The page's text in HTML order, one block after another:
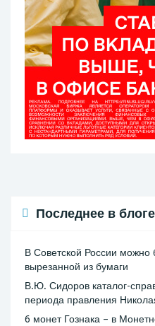
Последнее в блоге
В Советской России можно
вырезанной из бумаги
В.Ю. Сидоров каталог-
периода правления
6 монет Гознака – в